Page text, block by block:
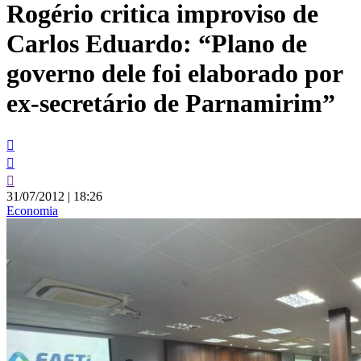
conteúdo
Rogério critica improviso de
Carlos Eduardo: “Plano de
governo dele foi elaborado por
ex-secretário de Parnamirim”
31/07/2012 | 18:26
Economia